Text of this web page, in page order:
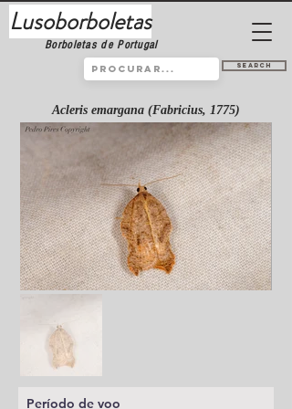
Lusoborboletas
Borboletas de Portugal
Search
Acleris emargana (Fabricius, 1775)
Período de voo